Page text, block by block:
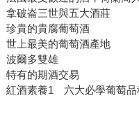
拿破崙三世與五大酒莊
珍貴的貴腐葡萄酒
世上最美的葡萄酒產地
波爾多雙雄
特有的期酒交易
紅酒素養1 六大必學葡萄品